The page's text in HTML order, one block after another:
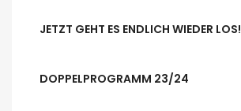
JETZT GEHT ES ENDLICH WIEDER LOS!
DOPPELPROGRAMM 23/24